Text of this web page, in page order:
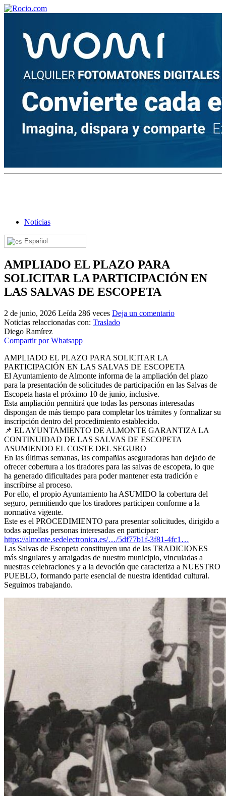
Noticias
Español
AMPLIADO EL PLAZO PARA
SOLICITAR LA PARTICIPACIÓN EN
LAS SALVAS DE ESCOPETA
2 de junio, 2026 Leída 286 veces Deja un comentario
Noticias relaccionadas con: Traslado
Diego Ramírez
Compartir por Whatsapp
AMPLIADO EL PLAZO PARA SOLICITAR LA
PARTICIPACIÓN EN LAS SALVAS DE ESCOPETA
El Ayuntamiento de Almonte informa de la ampliación del plazo
para la presentación de solicitudes de participación en las Salvas de
Escopeta hasta el próximo 10 de junio, inclusive.
Esta ampliación permitirá que todas las personas interesadas
dispongan de más tiempo para completar los trámites y formalizar su
inscripción dentro del procedimiento establecido.
📌 EL AYUNTAMIENTO DE ALMONTE GARANTIZA LA
CONTINUIDAD DE LAS SALVAS DE ESCOPETA
ASUMIENDO EL COSTE DEL SEGURO
En las últimas semanas, las compañias aseguradoras han dejado de
ofrecer cobertura a los tiradores para las salvas de escopeta, lo que
ha generado dificultades para poder mantener esta tradición e
inscribirse al proceso.
Por ello, el propio Ayuntamiento ha ASUMIDO la cobertura del
seguro, permitiendo que los tiradores participen conforme a la
normativa vigente.
Este es el PROCEDIMIENTO para presentar solicitudes, dirigido a
todas aquellas personas interesadas en participar:
https://almonte.sedelectronica.es/…/5df77b1f-3f81-4fc1…
Las Salvas de Escopeta constituyen una de las TRADICIONES
más singulares y arraigadas de nuestro municipio, vinculadas a
nuestras celebraciones y a la devoción que caracteriza a NUESTRO
PUEBLO, formando parte esencial de nuestra identidad cultural.
Seguimos trabajando.
¡Bienvenido! Soy el asistente virtual de rocio.com.
¿En qué puedo ayudarte?
¿Cuándo se construyó la primera ermita?
El traslado cada siete años
Rocío?
Quiero hacer el camino,¿que tengo que hacer?
En el Rocío, ¿dónde me alojo?